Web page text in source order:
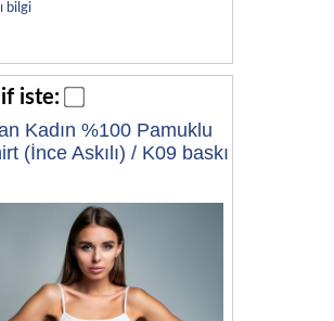
bilgi
iste:
Kadın %100 Pamuklu
(İnce Askılı) / K09 baskı